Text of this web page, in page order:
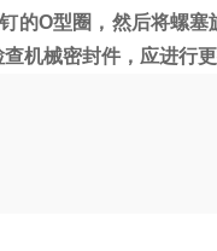
的O型圈，然后将螺
机械密封件，应进行